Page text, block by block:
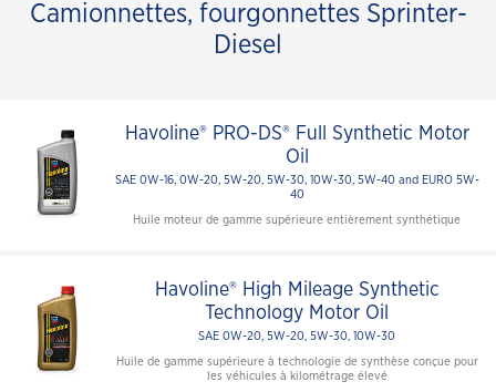
Camionnettes, fourgonnettes Sprinter-
Diesel
Havoline® PRO-DS® Full Synthetic Motor
Oil
SAE 0W-16, 0W-20, 5W-20, 5W-30, 10W-30, 5W-40 and EURO 5W-
40
Huile moteur de gamme supérieure entièrement synthétique
Havoline® High Mileage Synthetic
Technology Motor Oil
SAE 0W-20, 5W-20, 5W-30, 10W-30
Huile de gamme supérieure à technologie de synthèse conçue pour
les véhicules à kilométrage élevé